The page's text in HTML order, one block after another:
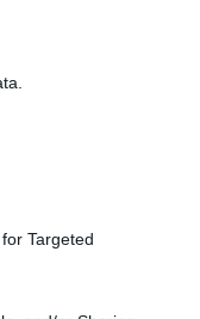
Targeted
travel] și
în
câțiva